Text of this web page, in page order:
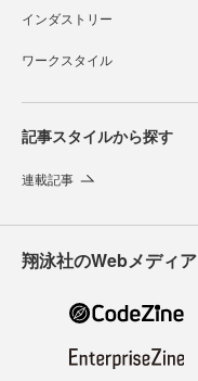
インダストリー
ワークスタイル
記事スタイルから探す
連載記事
翔泳社のWebメディア